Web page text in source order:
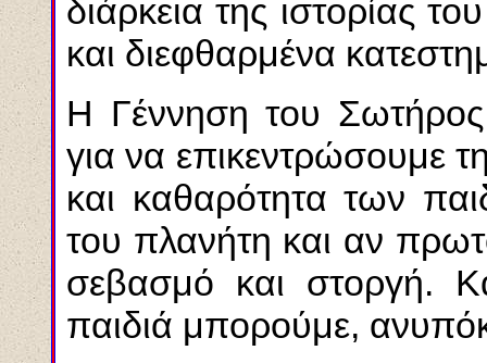
διάρκεια της ιστορίας
και διεφθαρμένα
Η Γέννηση του Σωτήρος
για να επικεντρώσουμε
και καθαρότητα των
του πλανήτη και αν
σεβασμό και στοργή.
παιδιά μπορούμε,